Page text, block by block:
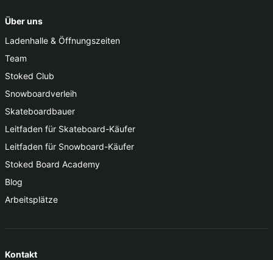
Über uns
Ladenhalle & Öffnungszeiten
Team
Stoked Club
Snowboardverleih
Skateboardbauer
Leitfaden für Skateboard-Käufer
Leitfaden für Snowboard-Käufer
Stoked Board Academy
Blog
Arbeitsplätze
Kontakt